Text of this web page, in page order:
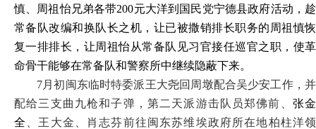
慎、周祖怡兄弟各带200元大洋到国民党宁德县政府活动，趁
常备队改编和换队长之机，让已被撒销排长职务的周祖慎恢
复一排排长，让周祖怡从常备队见习官接任巡官之职，使革
命骨干能够在常备队和警察所中继续隐蔽下来。
7月初闽东临时特委派王大尧回周墩配合吴少安工作，并
配给三支曲九枪和子弹，第二天派游击队员郑佛前、 张金
全
、王大金、肖志芬前往闽东苏维埃政府所在地柏柱洋领